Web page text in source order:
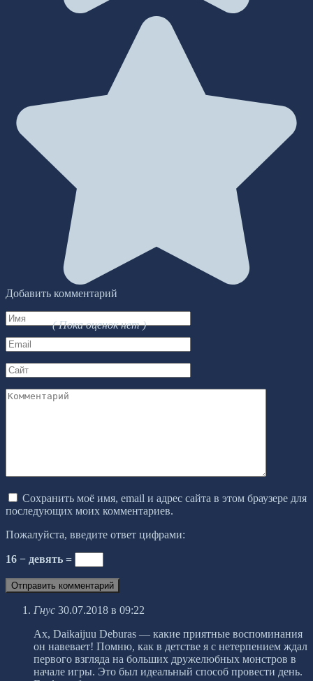
( Пока оценок нет )
Добавить комментарий
Имя
*
Email
*
Сайт
Комментарий
Сохранить моё имя, email и адрес сайта в этом браузере для
последующих моих комментариев.
Пожалуйста, введите ответ цифрами:
16 − девять =
Гнус 30.07.2018 в 09:22
Ах, Daikaijuu Deburas — какие приятные воспоминания
он навевает! Помню, как в детстве я с нетерпением ждал
первого взгляда на больших дружелюбных монстров в
начале игры. Это был идеальный способ провести день.